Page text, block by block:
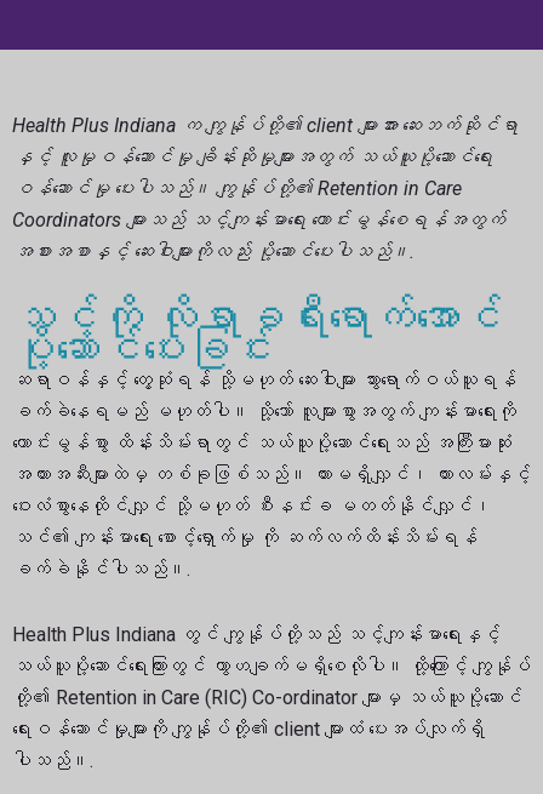
Health Plus Indiana က ကျွန်ုပ်တို့၏ client များအား ဆေးဘက်ဆိုင်ရာ
နှင့် လူမှုဝန်ဆောင်မှု ချိန်းဆိုမှုများအတွက် သယ်ယူပို့ဆောင်ရေး
ဝန်ဆောင်မှု ပေးပါသည်။ ကျွန်ုပ်တို့၏ Retention in Care
Coordinators များသည် သင့်ကျန်းမာရေး ကောင်းမွန်စေရန်အတွက်
အစားအစာနှင့် ဆေးဝါးများကိုလည်း ပို့ဆောင်ပေးပါသည်။.
သင့်ကို လိုရာခရီးရောက်အောင်
ပို့ဆောင်ပေးခြင်း
ဆရာဝန်နှင့် တွေ့ဆုံရန် သို့မဟုတ် ဆေးဝါးများ သွားရောက်ဝယ်ယူရန်
ခက်ခဲနေရမည် မဟုတ်ပါ။ သို့သော် လူများစွာအတွက် ကျန်းမာရေးကို
ကောင်းမွန်စွာ ထိန်းသိမ်းရာတွင် သယ်ယူပို့ဆောင်ရေးသည် အကြီးမားဆုံး
အတားအဆီးများထဲမှ တစ်ခုဖြစ်သည်။ ကားမရှိလျှင်၊ ကားလမ်းနှင့်
ဝေးလံစွာနေထိုင်လျှင် သို့မဟုတ် စီးနင်းခ မတတ်နိုင်လျှင်၊
သင်၏ ကျန်းမာရေး စောင့်ရှောက်မှု ကို ဆက်လက်ထိန်းသိမ်းရန်
ခက်ခဲနိုင်ပါသည်။.
Health Plus Indiana တွင် ကျွန်ုပ်တို့သည် သင့်ကျန်းမာရေးနှင့်
သယ်ယူပို့ဆောင်ရေးကြားတွင် ကွာဟချက်မရှိစေလိုပါ။ ထို့ကြောင့် ကျွန်ုပ်
တို့၏ Retention in Care (RIC) Co-ordinator များမှ သယ်ယူပို့ဆောင်
ရေးဝန်ဆောင်မှုများကို ကျွန်ုပ်တို့၏ client များထံ ပေးအပ်လျက်ရှိ
ပါသည်။.